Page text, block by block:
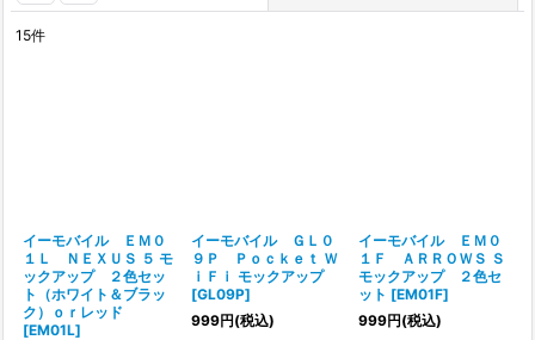
15件
イーモバイル ＥＭ０
１Ｌ ＮＥＸＵＳ ５ モ
ックアップ ２色セッ
ト（ホワイト＆ブラッ
ク）ｏｒレッド
[EM01L]
イーモバイル ＧＬ０
９Ｐ Ｐｏｃｋｅｔ Ｗ
ｉＦｉ モックアップ
[GL09P]
999円(税込)
イーモバイル ＥＭ０
１Ｆ ＡＲＲＯＷＳ Ｓ
モックアップ ２色セ
ット [EM01F]
999円(税込)